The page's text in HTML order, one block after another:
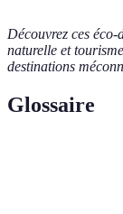
Découvrez ces
naturelle et
destinations
Glossaire